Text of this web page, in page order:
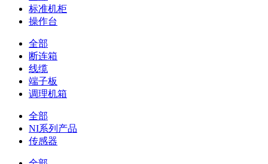
标准机柜
操作台
全部
断连箱
线缆
端子板
调理机箱
全部
NI系列产品
传感器